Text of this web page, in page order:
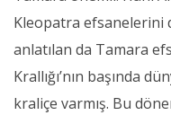
Kleopatra efsanelerini
anlatılan da Tamara
Krallığı’nın başında
kraliçe varmış. Bu